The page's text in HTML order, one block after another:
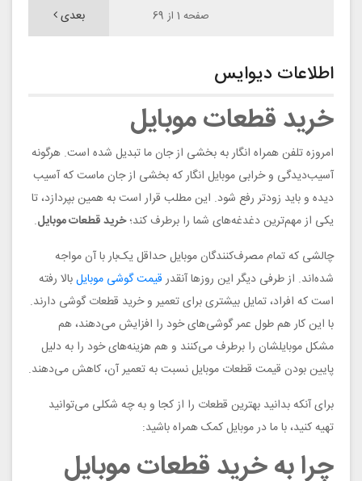
صفحه 1 از 69 بعدی
اطلاعات دیوایس
خرید قطعات موبایل
امروزه تلفن همراه انگار به بخشی از جان ما تبدیل شده است. هرگونه
آسیب‌دیدگی و خرابی موبایل انگار که بخشی از جان ماست که آسیب
دیده و باید زودتر رفع شود. این مطلب قرار است به همین بپردازد، تا
یکی از مهم‌ترین دغدغه‌های شما را برطرف کند؛خرید قطعات موبایل.
چالشی که تمام مصرف‌کنندگان موبایل حداقل یک‌بار با آن مواجه
شده‌اند. از طرفی دیگر این روزها آنقدرقیمت گوشی موبایلبالا رفته
است که افراد، تمایل بیشتری برای تعمیر و خرید قطعات گوشی دارند‌.
با این کار هم طول عمر گوشی‌های خود را افزایش می‌دهند، هم
مشکل موبایلشان را برطرف می‌کنند و هم هزینه‌های خود را به دلیل
پایین بودن قیمت قطعات موبایل نسبت به تعمیر آن، کاهش می‌دهند.
برای آنکه بدانید بهترین قطعات را از کجا و به چه شکلی می‌توانید
تهیه کنید، با ما در موبایل کمک همراه باشید:
چرا به خرید قطعات موبایل